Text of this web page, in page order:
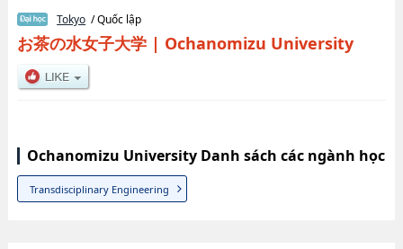
Tokyo / Quốc lập
お茶の水女子大学| Ochanomizu University
Ochanomizu University Danh sách các ngành học
Transdisciplinary Engineering